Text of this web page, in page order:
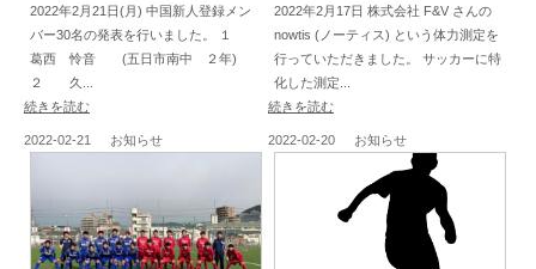
2022年2月21日(月) 中国新人登録メン
バー30名の発表を行いました。 １
葛西 怜音 (五日市南中 ２年)
２ 久...
続きを読む
2022-02-21 お知らせ
2022年2月17日 株式会社 F&V さんの
nowtis (ノーティス) という体力測定を
行っていただきました。 サッカーに特
化した測定...
続きを読む
2022-02-20 お知らせ